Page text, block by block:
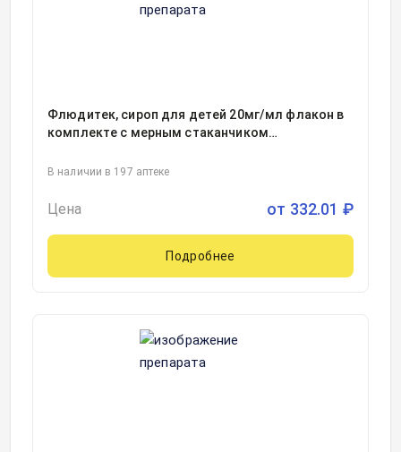
Флюдитек, сироп для детей 20мг/мл флакон в
комплекте с мерным стаканчиком
В наличии в 197 аптеке
Цена от 332.01 ₽
Подробнее